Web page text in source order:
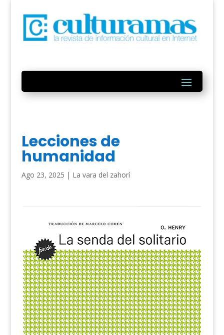
Lecciones de
humanidad
Ago 23, 2025 | La vara del zahorí